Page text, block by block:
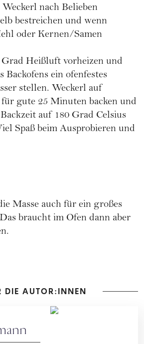
nach Belieben
bestreichen und wenn
oder Kernen/Samen
Heißluft vorheizen und
Backofens ein ofenfestes
stellen. Weckerl auf
gute 25 Minuten backen und
auf 180 Grad Celsius
Spaß beim Ausprobieren und
Masse auch für ein großes
braucht im Ofen dann aber
DIE AUTOR:INNEN